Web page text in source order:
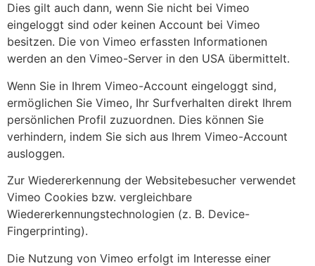
Dies gilt auch dann, wenn Sie nicht bei Vimeo
eingeloggt sind oder keinen Account bei Vimeo
besitzen. Die von Vimeo erfassten Informationen
werden an den Vimeo-Server in den USA übermittelt.
Wenn Sie in Ihrem Vimeo-Account eingeloggt sind,
ermöglichen Sie Vimeo, Ihr Surfverhalten direkt Ihrem
persönlichen Profil zuzuordnen. Dies können Sie
verhindern, indem Sie sich aus Ihrem Vimeo-Account
ausloggen.
Zur Wiedererkennung der Websitebesucher verwendet
Vimeo Cookies bzw. vergleichbare
Wiedererkennungstechnologien (z. B. Device-
Fingerprinting).
Die Nutzung von Vimeo erfolgt im Interesse einer